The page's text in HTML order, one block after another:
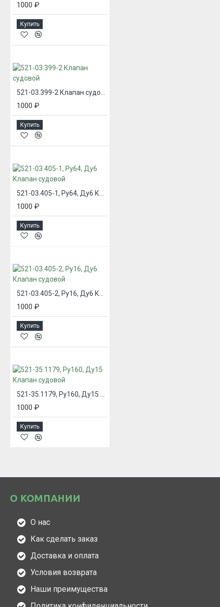
1000 ₽
Купить
1000 ₽
Купить
1000 ₽
Купить
521-03.405-2, Ру16, Ду6 Клапан судовой
1000 ₽
Купить
521-35.1179, Ру160, Ду15 Клапан судовой
1000 ₽
Купить
О КОМПАНИИ
О нас
Как сделать заказ
Доставка и оплата
Условия возврата
Наши преимущества